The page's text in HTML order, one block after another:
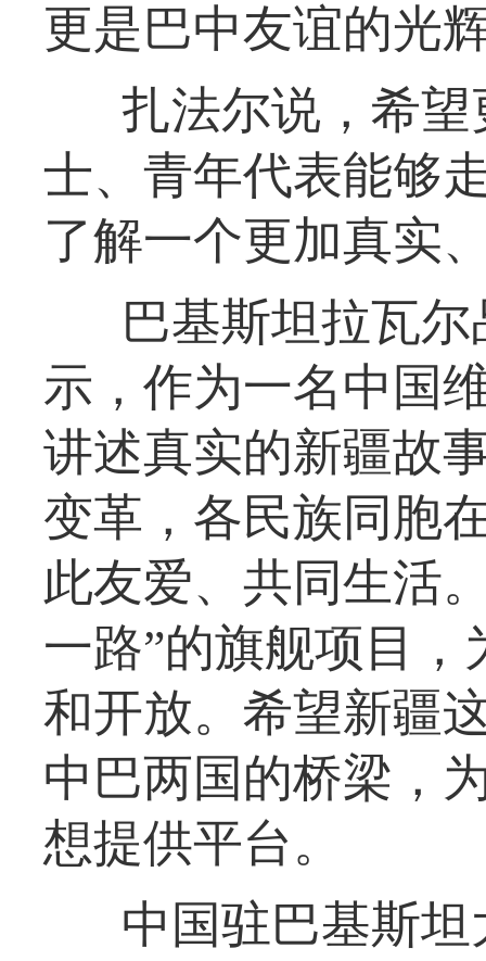
更是巴中友谊的光
扎法尔说，希
士、青年代表能够
了解一个更加真实
巴基斯坦拉瓦
示，作为一名中国
讲述真实的新疆故
变革，各民族同胞
此友爱、共同生活
一路”的旗舰项目
和开放。希望新疆
中巴两国的桥梁，
想提供平台。
中国驻巴基斯